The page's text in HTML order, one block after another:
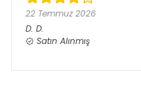
22 Temmuz 2026
D. D.
Satın Alınmış